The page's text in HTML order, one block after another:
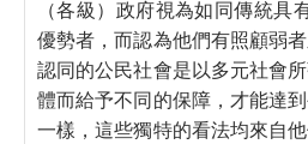
（各級）政府視為如同傳統具
優勢者，而認為他們有照顧弱
認同的公民社會是以多元社會
體而給予不同的保障，才能達
一樣，這些獨特的看法均來自